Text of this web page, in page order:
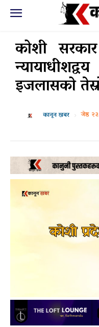
कोशी
इजलासको
कानून खबर जेष्ठ